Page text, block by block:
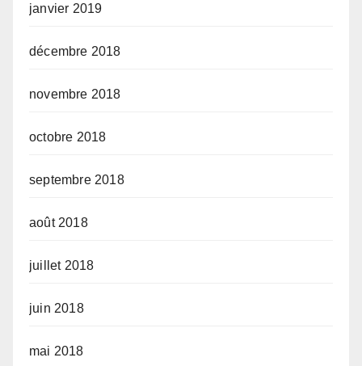
janvier 2019
décembre 2018
novembre 2018
octobre 2018
septembre 2018
août 2018
juillet 2018
juin 2018
mai 2018